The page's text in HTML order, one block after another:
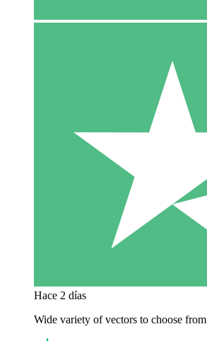
Hace 2 días
Wide variety of vectors to choose from